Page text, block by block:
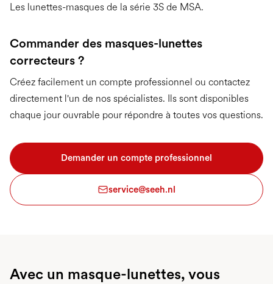
Les lunettes-masques de la série 3S de MSA.
Commander des masques-lunettes
correcteurs ?
Créez facilement un compte professionnel ou contactez
directement l'un de nos spécialistes. Ils sont disponibles
chaque jour ouvrable pour répondre à toutes vos questions.
Demander un compte professionnel
service@seeh.nl
Avec un masque-lunettes, vous